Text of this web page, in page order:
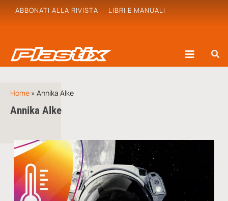
ABBONATI ALLA RIVISTA LIBRI E MANUALI
Home » Annika Alke
Annika Alke